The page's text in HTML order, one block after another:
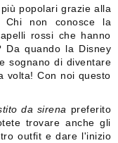
popolari grazie alla
. Chi non conosce la
rossi che hanno
Da quando la Disney
sognano di diventare
volta! Con noi questo
da sirena preferito
trovare anche gli
outfit e dare l'inizio